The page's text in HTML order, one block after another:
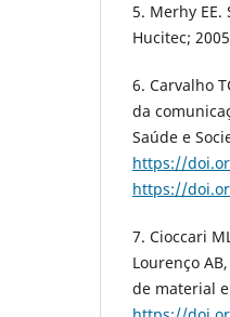
5. Merhy
Hucitec;
6. Carvalho
da
Saúde e
https://
https://
7. Cioccari
Lourenço
de material